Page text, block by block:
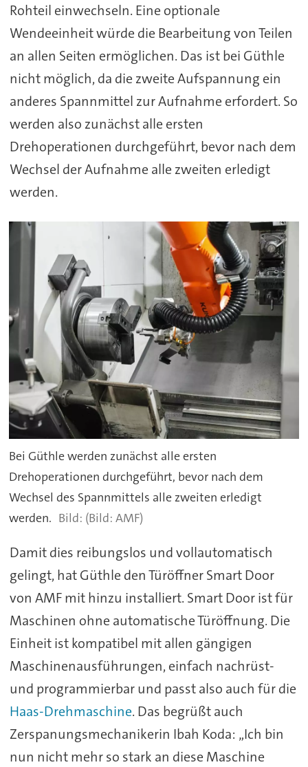
Rohteil einwechseln. Eine optionale
Wendeeinheit würde die Bearbeitung von Teilen
an allen Seiten ermöglichen. Das ist bei Güthle
nicht möglich, da die zweite Aufspannung ein
anderes Spannmittel zur Aufnahme erfordert. So
werden also zunächst alle ersten
Drehoperationen durchgeführt, bevor nach dem
Wechsel der Aufnahme alle zweiten erledigt
werden.
Bei Güthle werden zunächst alle ersten
Drehoperationen durchgeführt, bevor nach dem
Wechsel des Spannmittels alle zweiten erledigt
werden.
(Bild: AMF)
Damit dies reibungslos und vollautomatisch
gelingt, hat Güthle den Türöffner Smart Door
von AMF mit hinzu installiert. Smart Door ist für
Maschinen ohne automatische Türöffnung. Die
Einheit ist kompatibel mit allen gängigen
Maschinenausführungen, einfach nachrüst-
und programmierbar und passt also auch für die
Haas-Drehmaschine. Das begrüßt auch
Zerspanungsmechanikerin Ibah Koda: „Ich bin
nun nicht mehr so stark an diese Maschine